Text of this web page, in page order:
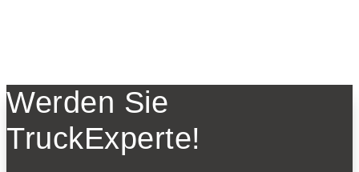
Werden Sie
TruckExperte!